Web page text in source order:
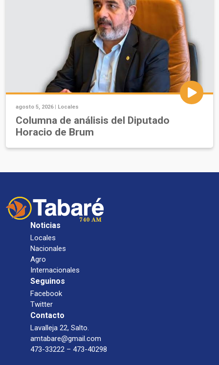
agosto 5, 2026 | Locales
Columna de análisis del Diputado
Horacio de Brum
Noticias
Locales
Nacionales
Agro
Internacionales
Seguinos
Facebook
Twitter
Contacto
Lavalleja 22, Salto.
amtabare@gmail.com
473-33222 – 473-40298